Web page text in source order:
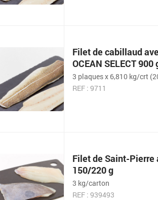
Filet de cabillaud
OCEAN SELECT 900
3 plaques x 6,810 kg/crt
REF : 9711
Filet de Saint-Pierre
150/220 g
3 kg/carton
REF : 939493